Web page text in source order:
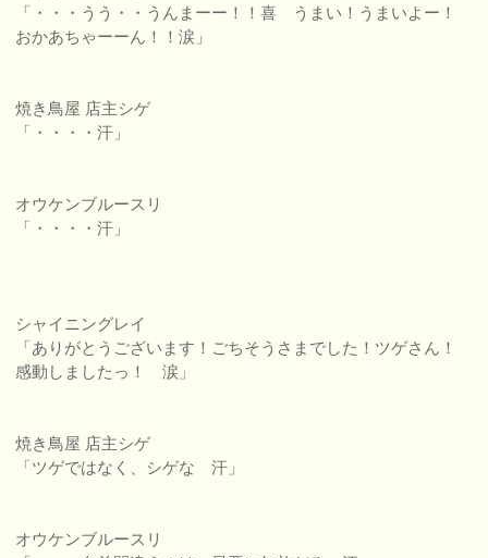
「・・・うう・・うんまーー！！喜 うまい！うまいよー！
おかあちゃーーん！！涙」
焼き鳥屋 店主シゲ
「・・・・汗」
オウケンブルースリ
「・・・・汗」
シャイニングレイ
「ありがとうございます！ごちそうさまでした！ツゲさん！
感動しましたっ！ 涙」
焼き鳥屋 店主シゲ
「ツゲではなく、シゲな 汗」
オウケンブルースリ